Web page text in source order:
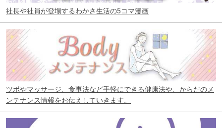
社長や社員が登場するわかさ生活の5コマ漫画
ツボやマッサージ、食事法など手軽にできる健康法や、からだのメ
ンテナンス情報をお伝えしていきます。